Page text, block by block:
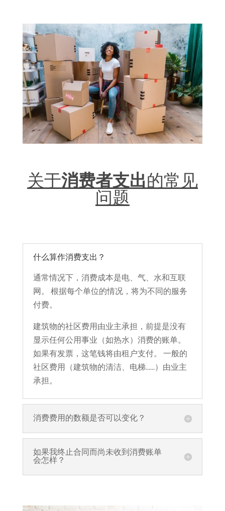
关于消费者支出的常见
问题
什么算作消费支出？
通常情况下，消费成本是电、气、水和互联
网。 根据每个单位的情况，将为不同的服务
付费。
建筑物的社区费用由业主承担，前提是没有
显示任何公用事业（如热水）消费的账单。
如果有发票，这笔钱将由租户支付。 一般的
社区费用（建筑物的清洁、电梯……）由业主
承担。
消费费用的数额是否可以变化？
如果我终止合同而尚未收到消费账单
会怎样？